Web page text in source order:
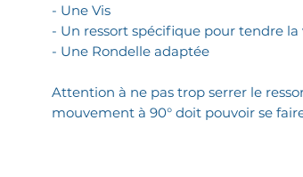
- Une Vis
- Un ressort spécifique pour tendre la
- Une Rondelle adaptée
Attention à ne pas trop serrer le
mouvement à 90° doit pouvoir se